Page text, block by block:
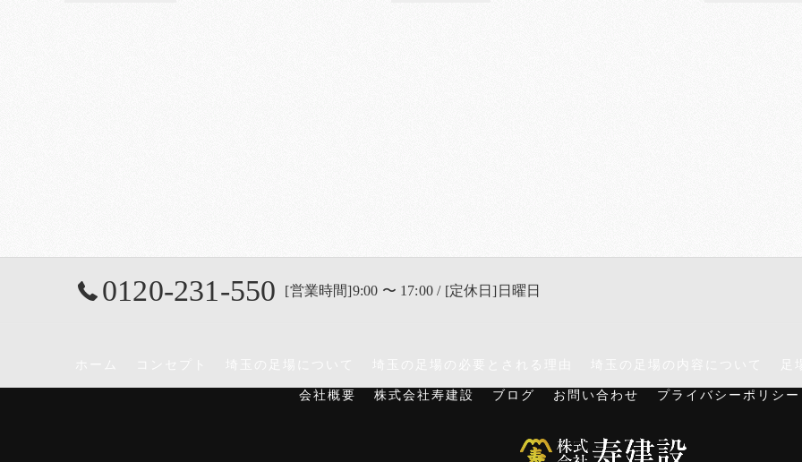
0120-231-550 [営業時間]9:00 〜 17:00 / [定休日]日曜日
会社概要 株式会社寿建設 ブログ お問い合わせ プライバシーポリシー